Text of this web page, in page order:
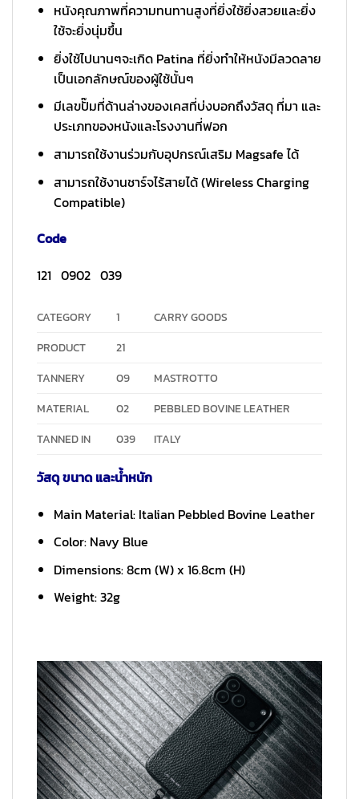
หนังคุณภาพที่ความทนทานสูงที่ยิ่งใช้ยิ่งสวยและยิ่ง
ใช้จะยิ่งนุ่มขึ้น
ยิ่งใช้ไปนานๆจะเกิด Patina ที่ยิ่งทำให้หนังมีลวดลาย
เป็นเอกลักษณ์ของผู้ใช้นั้นๆ
มีเลขปั๊มที่ด้านล่างของเคสที่บ่งบอกถึงวัสดุ ที่มา และ
ประเภทของหนังและโรงงานที่ฟอก
สามารถใช้งานร่วมกับอุปกรณ์เสริม Magsafe ได้
สามารถใช้งานชาร์จไร้สายได้ (Wireless Charging
Compatible)
Code
121 0902 039
CATEGORY 1
CARRY GOODS
PRODUCT
21
TANNERY
09
MASTROTTO
MATERIAL
02
PEBBLED BOVINE LEATHER
TANNED IN
039 ITALY
วัสดุ ขนาด และน้ำหนัก
Main Material: Italian Pebbled Bovine Leather
Color: Navy Blue
Dimensions: 8cm (W) x 16.8cm (H)
Weight: 32g